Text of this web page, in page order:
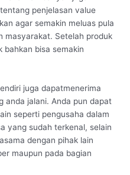
penjelasan value
agar semakin meluas pula
masyarakat. Setelah produk
bahkan bisa semakin
juga dapatmenerima
anda jalani. Anda pun dapat
seperti pengusaha dalam
yang sudah terkenal, selain
dengan pihak lain
maupun pada bagian